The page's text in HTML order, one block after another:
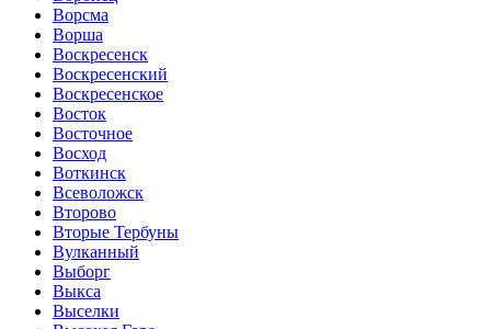
Ворсма
Ворша
Воскресенск
Воскресенский
Воскресенское
Восток
Восточное
Восход
Воткинск
Всеволожск
Второво
Вторые Тербуны
Вулканный
Выборг
Выкса
Выселки